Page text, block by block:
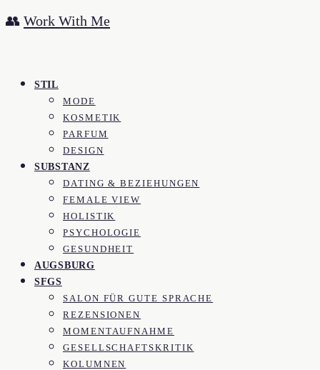
👥 Work With Me
STIL
MODE
KOSMETIK
PARFUM
DESIGN
SUBSTANZ
DATING & BEZIEHUNGEN
FEMALE VIEW
HOLISTIK
PSYCHOLOGIE
GESUNDHEIT
AUGSBURG
SFGS
SALON FÜR GUTE SPRACHE
REZENSIONEN
MOMENTAUFNAHME
GESELLSCHAFTSKRITIK
KOLUMNEN